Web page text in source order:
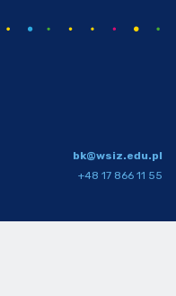
bk@wsiz.edu.pl
+48 17 866 11 55